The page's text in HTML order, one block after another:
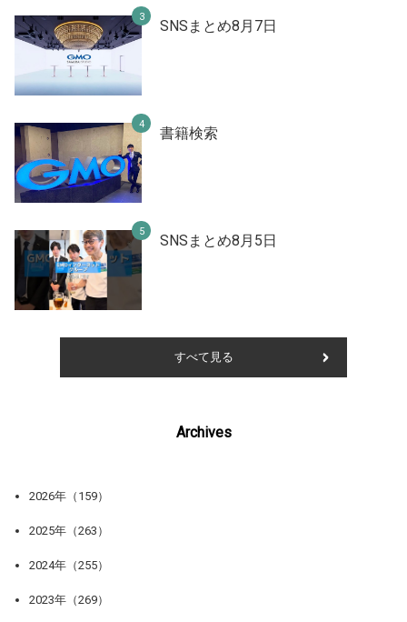
SNSまとめ8月7日
書籍検索
SNSまとめ8月5日
すべて見る
Archives
2026年（159）
2025年（263）
2024年（255）
2023年（269）